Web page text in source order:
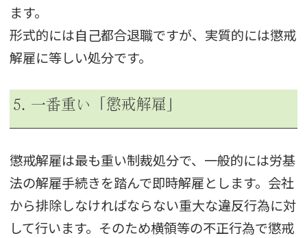
ます。
形式的には自己都合退職ですが、実質的には懲戒
解雇に等しい処分です。
5. 一番重い「懲戒解雇」
懲戒解雇は最も重い制裁処分で、一般的には労基
法の解雇手続きを踏んで即時解雇とします。会社
から排除しなければならない重大な違反行為に対
して行います。そのため横領等の不正行為で懲戒